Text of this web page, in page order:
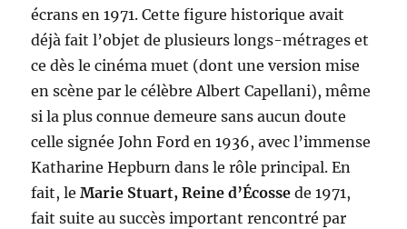
écrans en 1971. Cette figure historique avait
déjà fait l’objet de plusieurs longs-métrages et
ce dès le cinéma muet (dont une version mise
en scène par le célèbre Albert Capellani), même
si la plus connue demeure sans aucun doute
celle signée John Ford en 1936, avec l’immense
Katharine Hepburn dans le rôle principal. En
fait, leMarie Stuart, Reine d’Écosse de 1971,
fait suite au succès important rencontré par